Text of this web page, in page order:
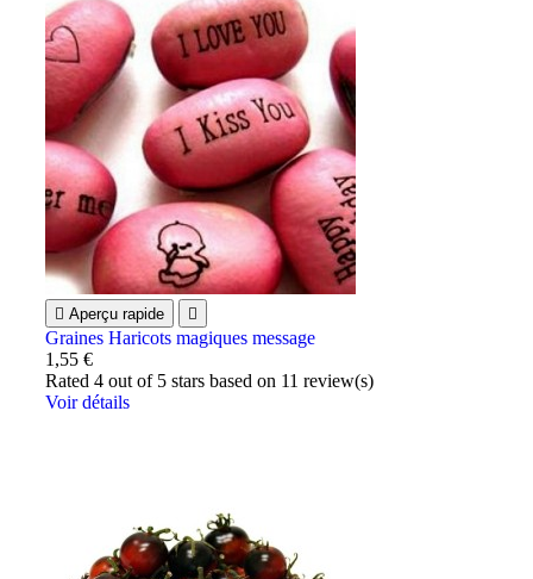
 Aperçu rapide 
Graines Haricots magiques message
1,55 €
Rated4 out of 5 stars based on 11 review(s)
Voir détails